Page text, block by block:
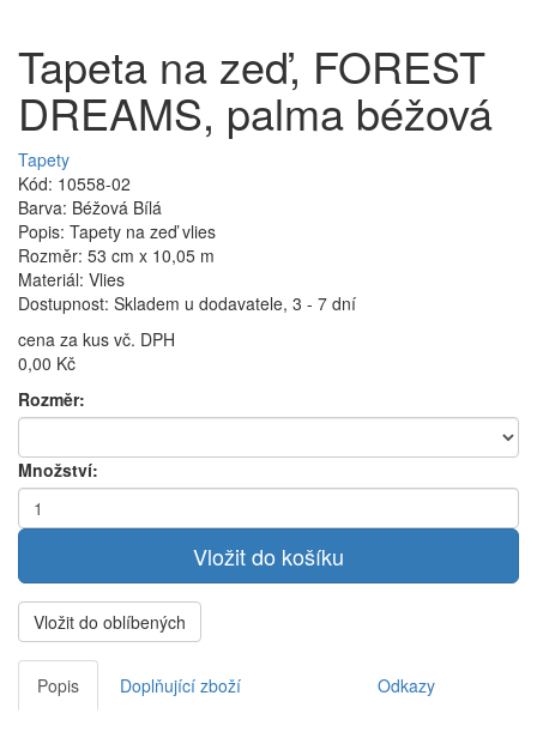
Tapeta na zeď, FOREST
DREAMS, palma béžová
Tapety
Kód: 10558-02
Barva: Béžová Bílá
Popis: Tapety na zeď vlies
Rozměr: 53 cm x 10,05 m
Materiál: Vlies
Dostupnost: Skladem u dodavatele, 3 - 7 dní
cena za kus vč. DPH
0,00 Kč
Rozměr:
Množství:
Vložit do oblíbených
Popis Doplňující zboží Odkazy